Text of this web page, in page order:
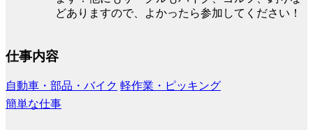
どありますので、よかったら参加してください！
仕事内容
自動車・部品・バイク 軽作業・ピッキング
簡単な仕事